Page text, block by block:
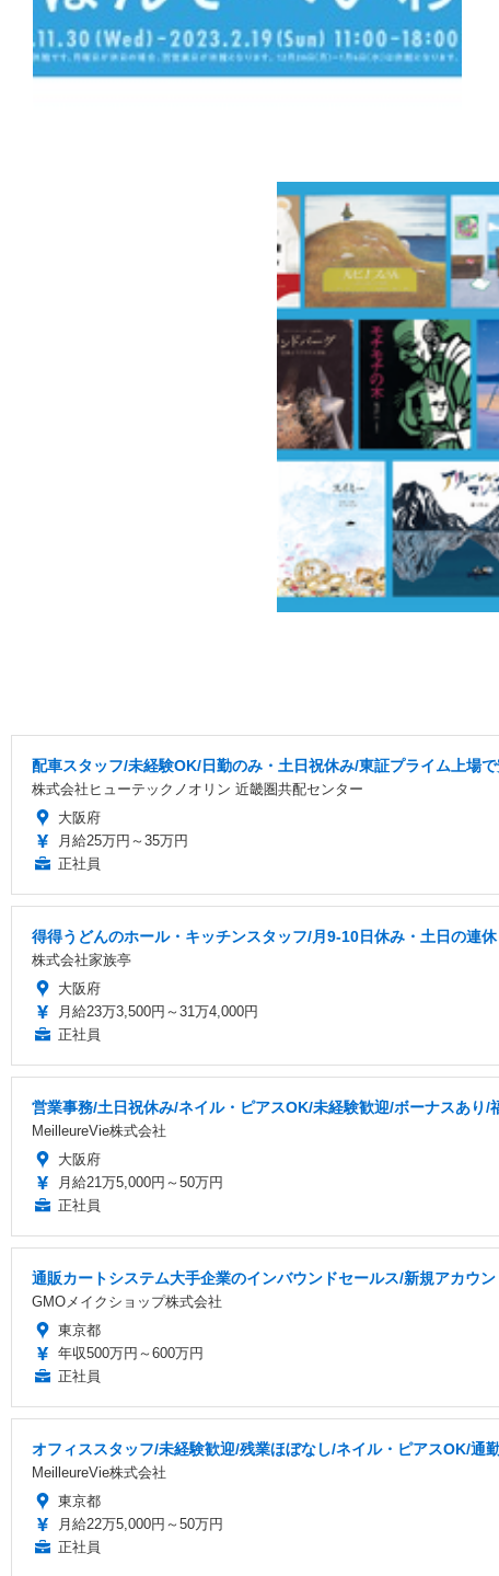
配車スタッフ/未経験OK/日勤のみ・土日祝休み/東証プライム上場で
株式会社ヒューテックノオリン 近畿圏共配センター
大阪府
月給25万円～35万円
正社員
得得うどんのホール・キッチンスタッフ/月9-10日休み・土日の連
株式会社家族亭
大阪府
月給23万3,500円～31万4,000円
正社員
営業事務/土日祝休み/ネイル・ピアスOK/未経験歓迎/ボーナスあり/
MeilleureVie株式会社
大阪府
月給21万5,000円～50万円
正社員
通販カートシステム大手企業のインバウンドセールス/新規アカウ
GMOメイクショップ株式会社
東京都
年収500万円～600万円
正社員
オフィススタッフ/未経験歓迎/残業ほぼなし/ネイル・ピアスOK/通
MeilleureVie株式会社
東京都
月給22万5,000円～50万円
正社員